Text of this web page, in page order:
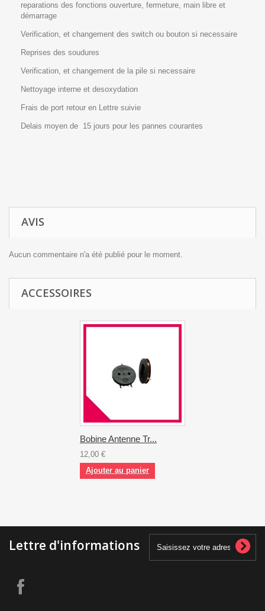
reparations des fonctions ouverture, fermeture, main libre et
démarrage
Verification, et changement des switch ou bouton si necessaire
Reprises des soudures
Verification, et changement de la pile si necessaire
Nettoyage interne et desoxydation
Frais de port retour en Lettre suivie
Delais moyen de 15 jours pour les pannes courantes
AVIS
Aucun commentaire n'a été publié pour le moment.
ACCESSOIRES
Bobine Antenne Tr...
12,00 €
Ajouter au panier
Lettre d'informations